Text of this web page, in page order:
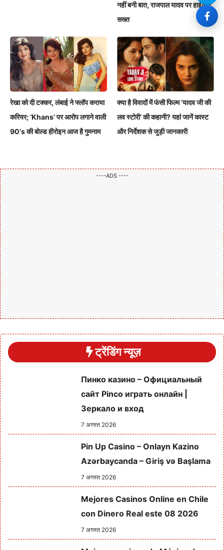
नहीं बनी बात, राजपाल यादव पर हाईकोर्ट
सख्त
रेखा को दी टक्कर, लंबाई ने फ्लॉप कराया
करियर; ‘Khans’ पर आरोप लगाने वाली
90’s की बोल्ड हीरोइन आज है गुमनाम
क्या है विवादों में फंसी फिल्म ‘यादव जी की
लव स्टोरी’ की कहानी? यहां जानें कास्ट
और निर्देशक से जुड़ी जानकारी
----ADS ----
ट्रेंडिंग न्यूज़
Пинко казино – Официальный
сайт Pinco играть онлайн |
Зеркало и вход
7 अगस्त 2026
Pin Up Casino – Onlayn Kazino
Azərbaycanda – Giriş və Başlama
7 अगस्त 2026
Mejores Casinos Online en Chile
con Dinero Real este 08 2026
7 अगस्त 2026